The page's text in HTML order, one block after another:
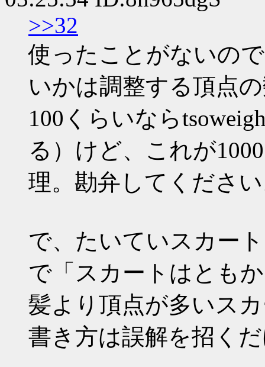
>>32
使ったことがないの
いかは調整する頂点
100くらいなら
る）けど、これが
理。勘弁してくださ
で、たいていスカー
で「スカートはとも
髪より頂点が多いス
書き方は誤解を招く